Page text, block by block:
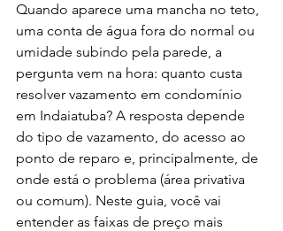
Quando aparece uma mancha no teto,
uma conta de água fora do normal ou
umidade subindo pela parede, a
pergunta vem na hora: quanto custa
resolver vazamento em condomínio
em Indaiatuba? A resposta depende
do tipo de vazamento, do acesso ao
ponto de reparo e, principalmente, de
onde está o problema (área privativa
ou comum). Neste guia, você vai
entender as faixas de preço mais